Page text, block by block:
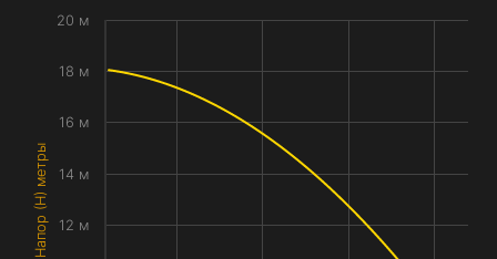
Напор (H) метры 12 м
14 м
16 м
18 м
20 м